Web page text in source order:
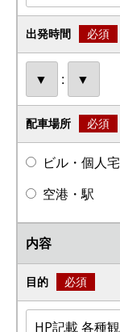
出発時間 必須
:
配車場所 必須
ビル・個人宅
空港・駅
内容
目的 必須